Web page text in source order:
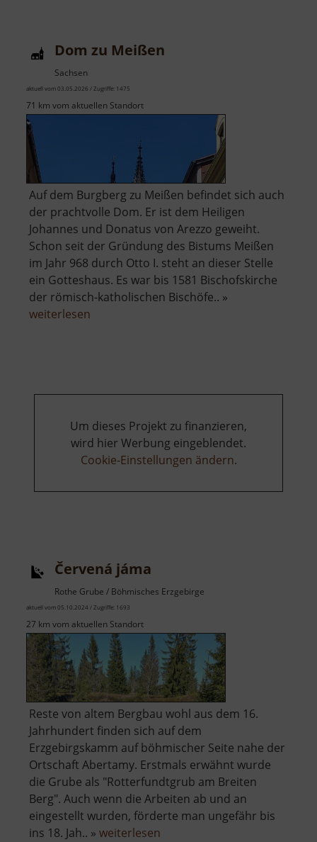
Dom zu Meißen
Sachsen
aktuell vom 03.05.2026 / Zugriffe: 1475
71 km vom aktuellen Standort
Auf dem Burgberg zu Meißen befindet sich auch
der prachtvolle Dom. Er ist dem Heiligen
Johannes und Donatus von Arezzo geweiht.
Schon seit der Gründung des Bistums Meißen
im Jahr 968 durch Otto I. steht an dieser Stelle
ein Gotteshaus. Es war bis 1581 Bischofskirche
der römisch-katholischen Bischöfe.. »
weiterlesen
Um dieses Projekt zu finanzieren,
wird hier Werbung eingeblendet.
Cookie-Einstellungen ändern.
Červená jáma
Rothe Grube / Böhmisches Erzgebirge
aktuell vom 05.10.2024 / Zugriffe: 1693
27 km vom aktuellen Standort
Reste von altem Bergbau wohl aus dem 16.
Jahrhundert finden sich auf dem
Erzgebirgskamm auf böhmischer Seite nahe der
Ortschaft Abertamy. Erstmals erwähnt wurde
die Grube als "Rotterfundtgrub am Breiten
Berg". Auch wenn die Arbeiten ab und an
eingestellt wurden, förderte man ungefähr bis
ins 18. Jah.. » weiterlesen